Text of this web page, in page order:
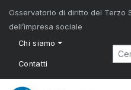
Osservatorio di diritto del Terzo
dell’impresa sociale
Chi siamo
Contatti